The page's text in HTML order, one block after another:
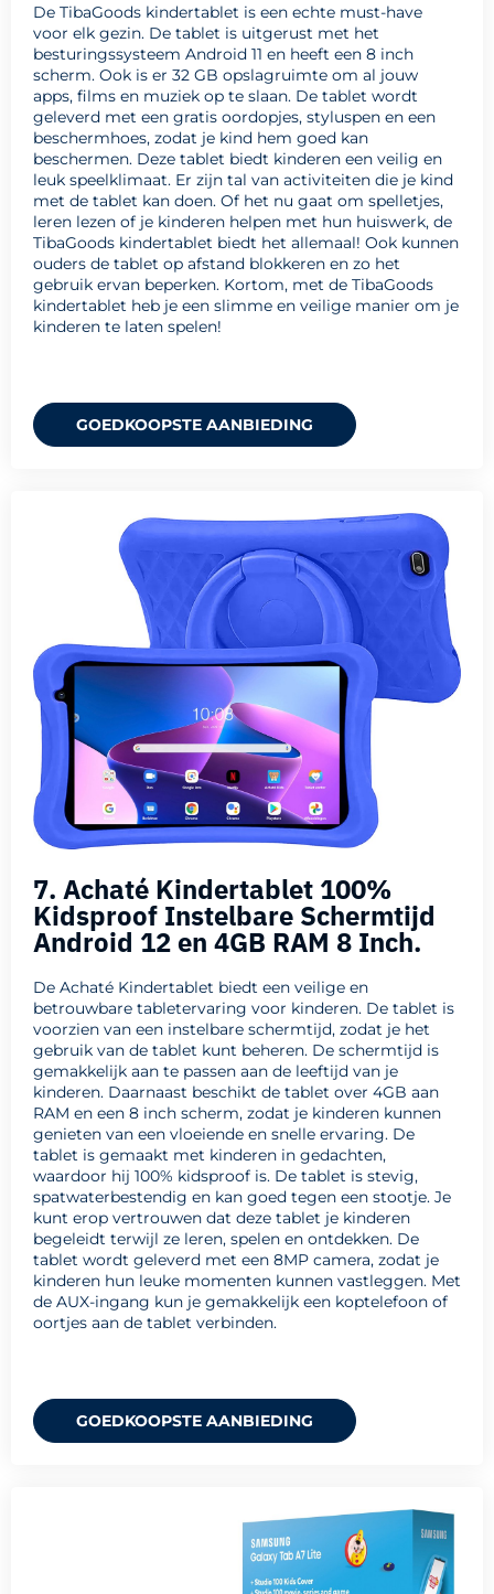
De TibaGoods kindertablet is een echte must-have
voor elk gezin. De tablet is uitgerust met het
besturingssysteem Android 11 en heeft een 8 inch
scherm. Ook is er 32 GB opslagruimte om al jouw
apps, films en muziek op te slaan. De tablet wordt
geleverd met een gratis oordopjes, styluspen en een
beschermhoes, zodat je kind hem goed kan
beschermen. Deze tablet biedt kinderen een veilig en
leuk speelklimaat. Er zijn tal van activiteiten die je kind
met de tablet kan doen. Of het nu gaat om spelletjes,
leren lezen of je kinderen helpen met hun huiswerk, de
TibaGoods kindertablet biedt het allemaal! Ook kunnen
ouders de tablet op afstand blokkeren en zo het
gebruik ervan beperken. Kortom, met de TibaGoods
kindertablet heb je een slimme en veilige manier om je
kinderen te laten spelen!
GOEDKOOPSTE AANBIEDING
7. Achaté Kindertablet 100%
Kidsproof Instelbare Schermtijd
Android 12 en 4GB RAM 8 Inch.
De Achaté Kindertablet biedt een veilige en
betrouwbare tabletervaring voor kinderen. De tablet is
voorzien van een instelbare schermtijd, zodat je het
gebruik van de tablet kunt beheren. De schermtijd is
gemakkelijk aan te passen aan de leeftijd van je
kinderen. Daarnaast beschikt de tablet over 4GB aan
RAM en een 8 inch scherm, zodat je kinderen kunnen
genieten van een vloeiende en snelle ervaring. De
tablet is gemaakt met kinderen in gedachten,
waardoor hij 100% kidsproof is. De tablet is stevig,
spatwaterbestendig en kan goed tegen een stootje. Je
kunt erop vertrouwen dat deze tablet je kinderen
begeleidt terwijl ze leren, spelen en ontdekken. De
tablet wordt geleverd met een 8MP camera, zodat je
kinderen hun leuke momenten kunnen vastleggen. Met
de AUX-ingang kun je gemakkelijk een koptelefoon of
oortjes aan de tablet verbinden.
GOEDKOOPSTE AANBIEDING